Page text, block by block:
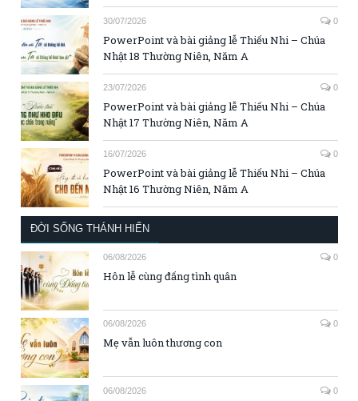
30/07/2026 0
PowerPoint và bài giảng lễ Thiếu Nhi – Chúa
Nhật 18 Thường Niên, Năm A
23/07/2026 0
PowerPoint và bài giảng lễ Thiếu Nhi – Chúa
Nhật 17 Thường Niên, Năm A
16/07/2026 0
PowerPoint và bài giảng lễ Thiếu Nhi – Chúa
Nhật 16 Thường Niên, Năm A
ĐỜI SỐNG THÁNH HIẾN
06/08/2026 0
Hôn lễ cùng đấng tình quân
06/08/2026 0
Mẹ vẫn luôn thương con
06/08/2026 0